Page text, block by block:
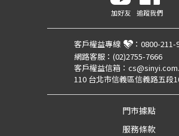
加好友 追蹤我們
客戶權益專線 ： 0800-211-
網路客服： (02)2755-7666
客戶權益信箱：
110 台北市信義區信義路五段
門市據點
服務條款